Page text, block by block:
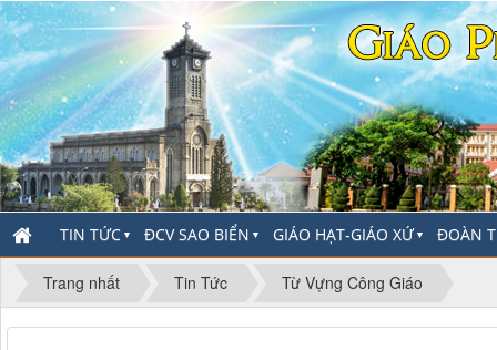
TIN TỨC ▼ ĐCV SAO BIỂN ▼ GIÁO HẠT-GIÁO XỨ▼ ĐOÀN
Trang nhất Tin Tức Từ Vựng Công Giáo